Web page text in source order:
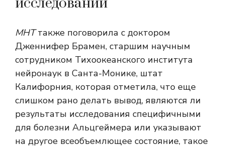
МНТтакже поговорила с доктором
Дженнифер Брамен, старшим научным
сотрудником Тихоокеанского института
нейронаук в Санта-Монике, штат
Калифорния, которая отметила, что еще
слишком рано делать вывод, являются ли
результаты исследования специфичными
для болезни Альцгеймера или указывают
на другое всеобъемлющее состояние, такое